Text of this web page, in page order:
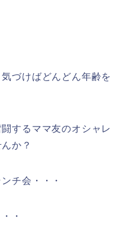
づけばどんどん年齢を
するママ友のオシャレ
か？
チ会・・・
・